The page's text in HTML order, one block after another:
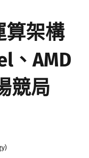
算架構
、AMD
競局